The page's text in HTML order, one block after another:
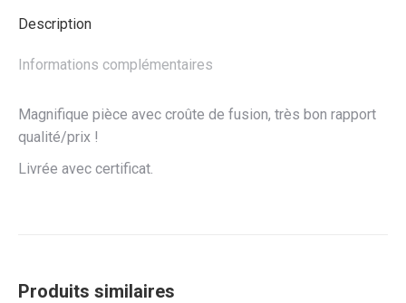
Description
Informations complémentaires
Magnifique pièce avec croûte de fusion, très bon rapport
qualité/prix !
Livrée avec certificat.
Produits similaires